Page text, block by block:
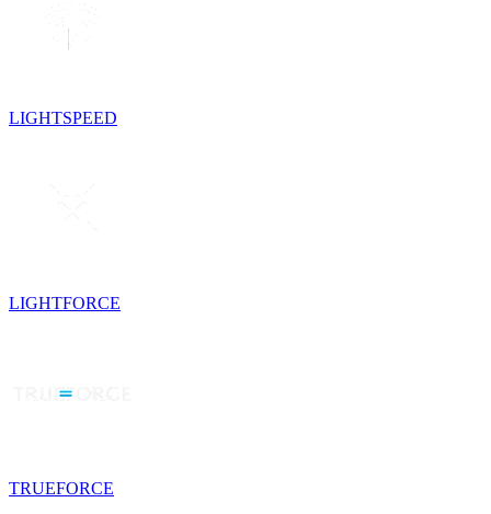
LIGHTSPEED
LIGHTFORCE
TRUEFORCE